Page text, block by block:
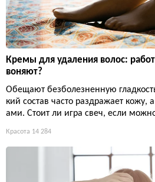
Кремы для удаления волос:
воняют?
Обещают безболезненную
кий состав часто раздражает кожу,
ами. Стоит ли игра свеч, если
Красота 14 284